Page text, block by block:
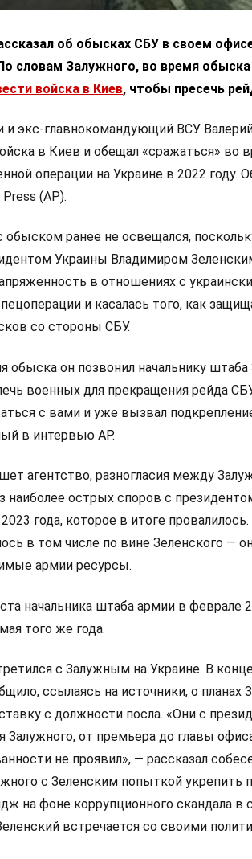
об обысках СБУ в своем
словам Залужного, во время обыска
войска в Киев, чтобы пресечь
и экс-главнокомандующий ВСУ
в Киев и обещал «сражаться» во
операции на Украине в 2022 году.
(AP).
ранее не освещался,
Украины Владимиром
в отношениях с
и касалась того, как
со стороны СБУ.
обыска он позвонил начальнику штаба
военных для прекращения рейда
с вами и уже вызвал
в интервью AP.
агентство, разногласия между
наиболее острых споров с
года, которое в итоге
в том числе по вине Зеленского —
армии ресурсы.
начальника штаба армии в феврале
того же года.
с Залужным на Украине. В
ссылаясь на источники, о планах
с должности посла. «Они с
от премьера до главы
не проявил», — рассказал
с Зеленским попыткой укрепить
на фоне коррупционного скандала в
встречается со своими